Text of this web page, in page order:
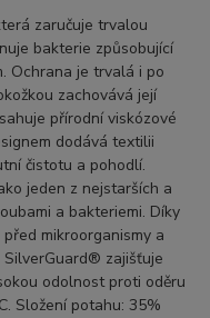
zaručuje trvalou
bakterie způsobující
Ochrana je trvalá i po
zachovává její
přírodní viskózové
dodává textilii
čistotu a pohodlí.
jeden z nejstarších a
a bakteriemi. Díky
mikroorganismy a
SilverGuard® zajišťuje
odolnost proti oděru
Složení potahu: 35%